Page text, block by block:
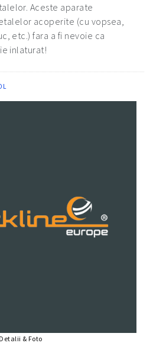
Aceste aparate
acoperite (cu vopsea,
etc.) fara a fi nevoie ca
inlaturat!
Detalii & Foto